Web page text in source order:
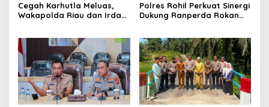
Cegah Karhutla Meluas,
Wakapolda Riau dan Irdam
Limau Kapas
Polres Rohil Perkuat Sinergi
Dukung Ranperda Rokan